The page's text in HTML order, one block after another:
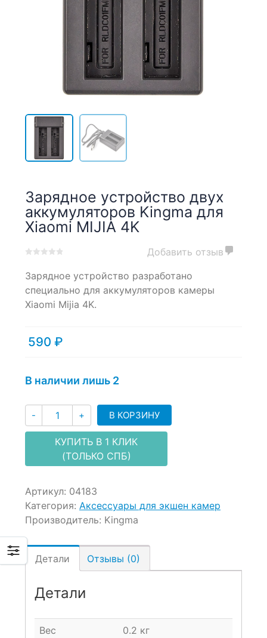
Зарядное устройство двух
аккумуляторов Kingma для
Xiaomi MIJIA 4K
out
on
Добавить отзыв
Зарядное устройство разработано
специально для аккумуляторов камеры
Xiaomi Mijia 4K.
590 ₽
В наличии лишь 2
- Количество
+ В КОРЗИНУ
КУПИТЬ В 1 КЛИК
(ТОЛЬКО СПБ)
Артикул: 04183
Категория: Аксессуары для экшен камер
Производитель: Kingma
Детали Отзывы (0)
Детали
Вес
0.2 кг